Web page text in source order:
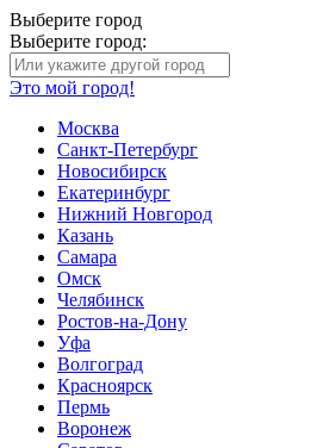
Выберите город
Выберите город:
Это мой город!
Москва
Санкт-Петербург
Новосибирск
Екатеринбург
Нижний Новгород
Казань
Самара
Омск
Челябинск
Ростов-на-Дону
Уфа
Волгоград
Красноярск
Пермь
Воронеж